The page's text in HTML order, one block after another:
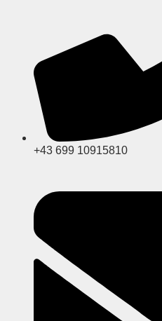
+43 699 10915810